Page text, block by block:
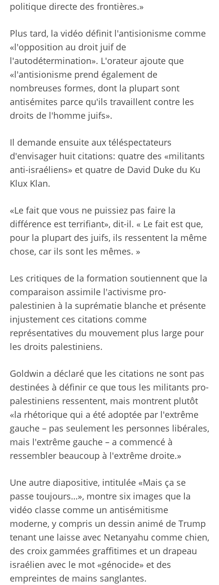
politique directe des frontières.»
Plus tard, la vidéo définit l'antisionisme comme
«l'opposition au droit juif de
l'autodétermination». L'orateur ajoute que
«l'antisionisme prend également de
nombreuses formes, dont la plupart sont
antisémites parce qu'ils travaillent contre les
droits de l'homme juifs».
Il demande ensuite aux téléspectateurs
d'envisager huit citations: quatre des «militants
anti-israéliens» et quatre de David Duke du Ku
Klux Klan.
«Le fait que vous ne puissiez pas faire la
différence est terrifiant», dit-il. « Le fait est que,
pour la plupart des juifs, ils ressentent la même
chose, car ils sont les mêmes. »
Les critiques de la formation soutiennent que la
comparaison assimile l'activisme pro-
palestinien à la suprématie blanche et présente
injustement ces citations comme
représentatives du mouvement plus large pour
les droits palestiniens.
Goldwin a déclaré que les citations ne sont pas
destinées à définir ce que tous les militants pro-
palestiniens ressentent, mais montrent plutôt
«la rhétorique qui a été adoptée par l'extrême
gauche – pas seulement les personnes libérales,
mais l'extrême gauche – a commencé à
ressembler beaucoup à l'extrême droite.»
Une autre diapositive, intitulée «Mais ça se
passe toujours…», montre six images que la
vidéo classe comme un antisémitisme
moderne, y compris un dessin animé de Trump
tenant une laisse avec Netanyahu comme chien,
des croix gammées graffitimes et un drapeau
israélien avec le mot «génocide» et des
empreintes de mains sanglantes.